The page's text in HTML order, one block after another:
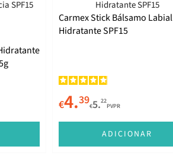
Carmex Stick Bálsamo Labial
Hidratante SPF15
€4.39€5.22
PVPR
ADICIONAR